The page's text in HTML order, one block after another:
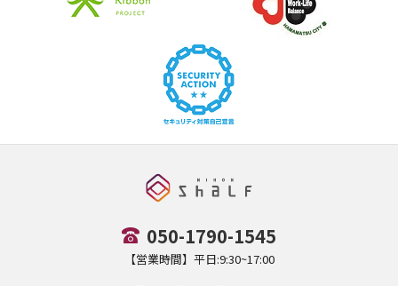
050-1790-1545
【営業時間】平日:9:30~17:00